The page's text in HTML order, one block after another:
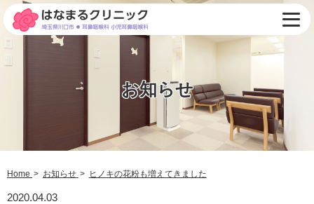
お知らせ
Home お知らせ ヒノキの花粉も増えてきました
2020.04.03